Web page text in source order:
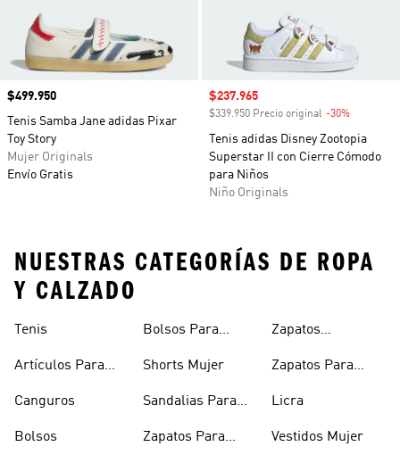
Precio
$499.950
Tenis Samba Jane adidas Pixar
Toy Story
Mujer Originals
Envío Gratis
Precio de venta
$237.965
$339.950 Precio original -30%
Tenis adidas Disney Zootopia
Superstar II con Cierre Cómodo
para Niños
Niño Originals
NUESTRAS CATEGORÍAS DE ROPA
Y CALZADO
Tenis
Artículos Para
Canguros
Bolsos
Bolsos Para
Shorts Mujer
Sandalias Para
Zapatos Para
Zapatos
Zapatos Para
Licra
Vestidos Mujer